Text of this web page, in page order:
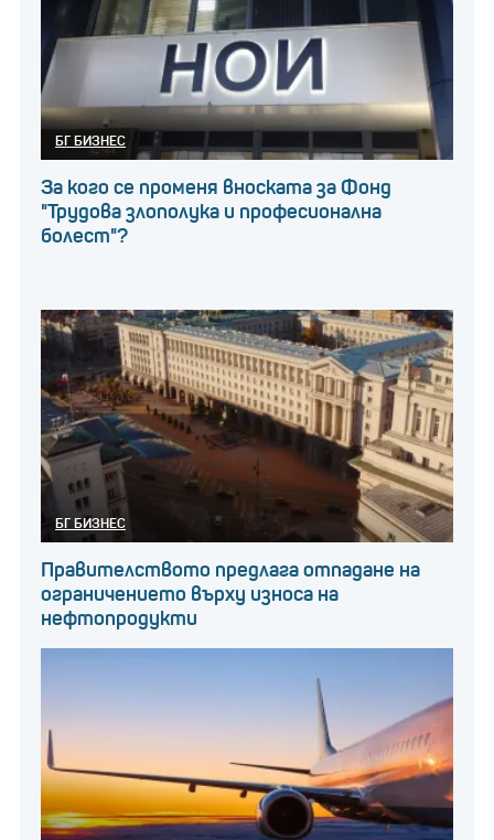
БГ БИЗНЕС
За кого се променя вноската за Фонд
"Трудова злополука и професионална
болест"?
БГ БИЗНЕС
Правителството предлага отпадане на
ограничението върху износа на
нефтопродукти